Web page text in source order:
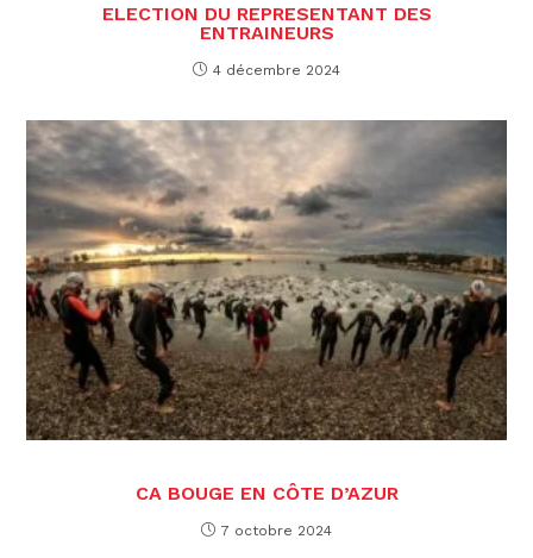
ELECTION DU REPRESENTANT DES
ENTRAINEURS
4 décembre 2024
CA BOUGE EN CÔTE D’AZUR
7 octobre 2024